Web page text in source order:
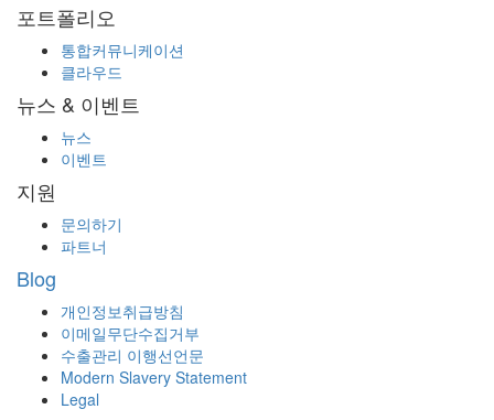
포트폴리오
통합커뮤니케이션
클라우드
뉴스 & 이벤트
뉴스
이벤트
지원
문의하기
파트너
Blog
개인정보취급방침
이메일무단수집거부
수출관리 이행선언문
Modern Slavery Statement
Legal